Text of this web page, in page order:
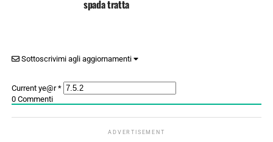
spada tratta
Sottoscrivimi agli aggiornamenti
Current ye@r*
0Commenti
ADVERTISEMENT